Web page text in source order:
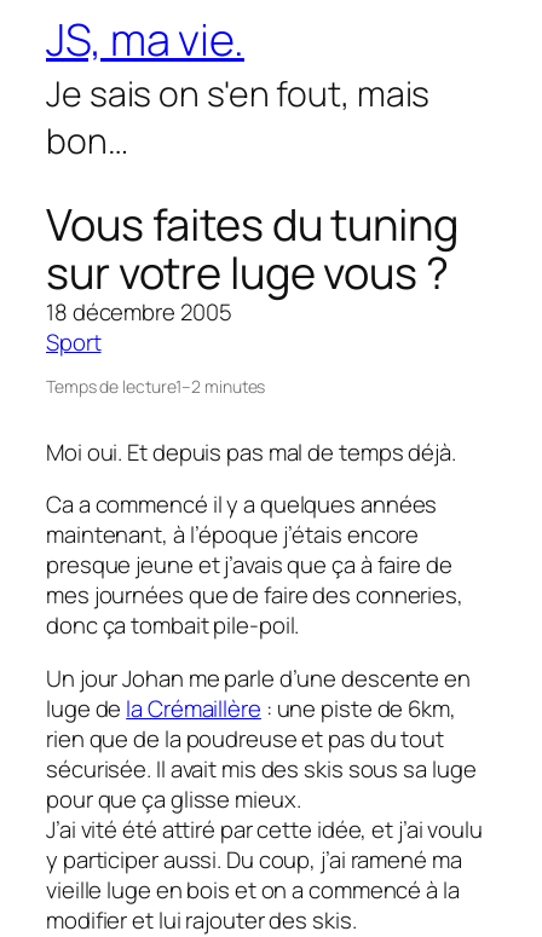
contenu
JS, ma vie.
Je sais on s'en fout, mais
bon…
Vous faites du tuning
sur votre luge vous ?
18 décembre 2005
Sport
Temps de lecture1–2 minutes
Moi oui. Et depuis pas mal de temps déjà.
Ca a commencé il y a quelques années
maintenant, à l’époque j’étais encore
presque jeune et j’avais que ça à faire de
mes journées que de faire des conneries,
donc ça tombait pile-poil.
Un jour Johan me parle d’une descente en
luge de la Crémaillère : une piste de 6km,
rien que de la poudreuse et pas du tout
sécurisée. Il avait mis des skis sous sa luge
pour que ça glisse mieux.
J’ai vité été attiré par cette idée, et j’ai voulu
y participer aussi. Du coup, j’ai ramené ma
vieille luge en bois et on a commencé à la
modifier et lui rajouter des skis.